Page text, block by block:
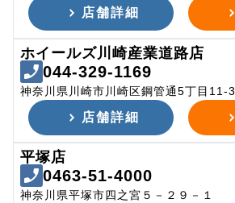
店舗詳細
ホイールズ川崎産業道路店
044-329-1169
神奈川県川崎市川崎区鋼管通5丁目11-3
店舗詳細
平塚店
0463-51-4000
神奈川県平塚市四之宮５－２９－１